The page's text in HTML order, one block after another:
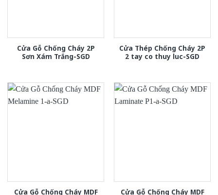
Cửa Gỗ Chống Cháy 2P
Sơn Xám Trắng-SGD
Cửa Thép Chống Cháy 2P
2 tay co thuy luc-SGD
Cửa Gỗ Chống Cháy MDF Cửa Gỗ Chống Cháy MDF